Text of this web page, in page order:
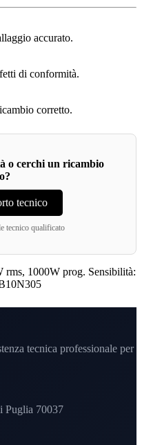
accurato.
di conformità.
corretto.
o cerchi un ricambio
tecnico
tecnico qualificato
rms, 1000W prog. Sensibilità:
tecnica professionale per
Puglia 70037